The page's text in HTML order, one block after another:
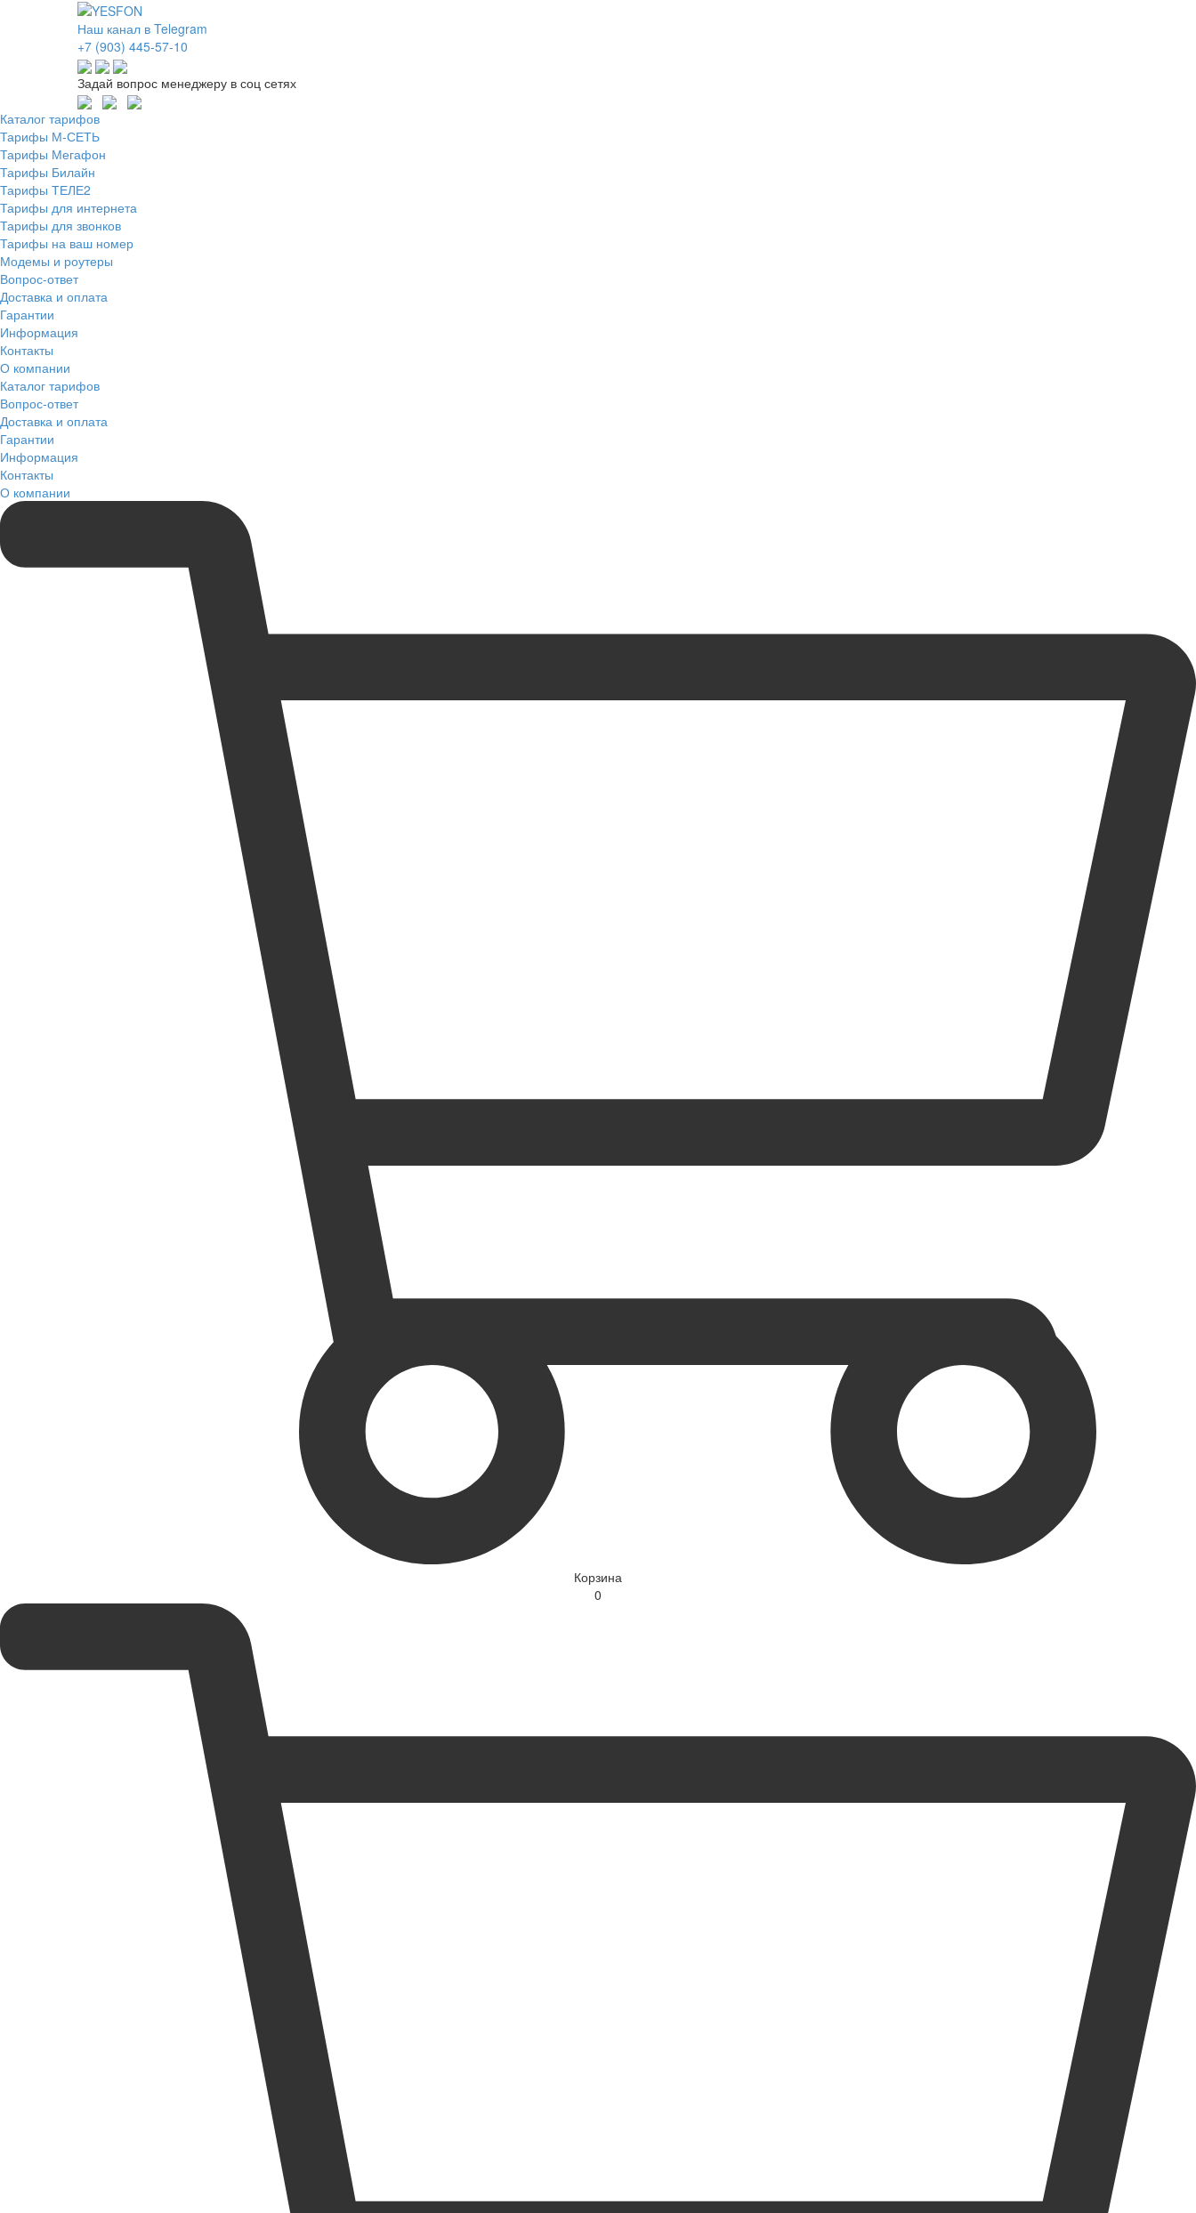
Наш канал в Telegram
+7 (903) 445-57-10
Задай вопрос менеджеру в соц сетях
Каталог тарифов
Тарифы М-СЕТЬ
Тарифы Мегафон
Тарифы Билайн
Тарифы ТЕЛЕ2
Тарифы для интернета
Тарифы для звонков
Тарифы на ваш номер
Модемы и роутеры
Вопрос-ответ
Доставка и оплата
Гарантии
Информация
Контакты
О компании
Каталог тарифов
Вопрос-ответ
Доставка и оплата
Гарантии
Информация
Контакты
О компании
Корзина
0